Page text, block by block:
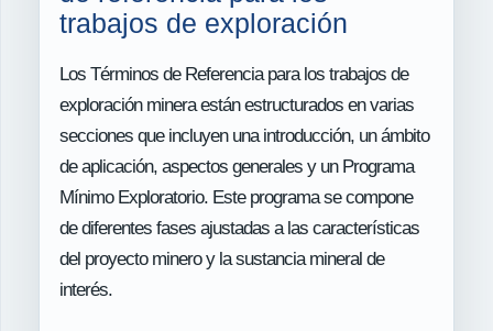
trabajos de exploración
Los Términos de Referencia para los trabajos de
exploración minera están estructurados en varias
secciones que incluyen una introducción, un ámbito
de aplicación, aspectos generales y un Programa
Mínimo Exploratorio. Este programa se compone
de diferentes fases ajustadas a las características
del proyecto minero y la sustancia mineral de
interés.